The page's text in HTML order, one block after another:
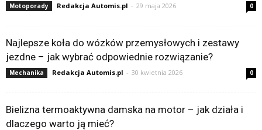
Motoporady Redakcja Automis.pl - 29 maja 2026 0
Najlepsze koła do wózków przemysłowych i zestawy
jezdne – jak wybrać odpowiednie rozwiązanie?
Mechanika Redakcja Automis.pl - 30 kwietnia 2026 0
Bielizna termoaktywna damska na motor – jak działa i
dlaczego warto ją mieć?